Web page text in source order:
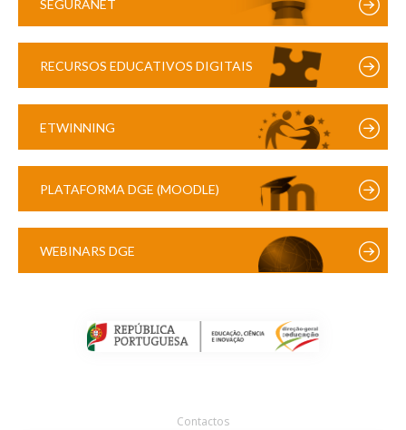
SEGURANET
RECURSOS EDUCATIVOS DIGITAIS
ETWINNING
PLATAFORMA DGE (MOODLE)
WEBINARS DGE
Contactos